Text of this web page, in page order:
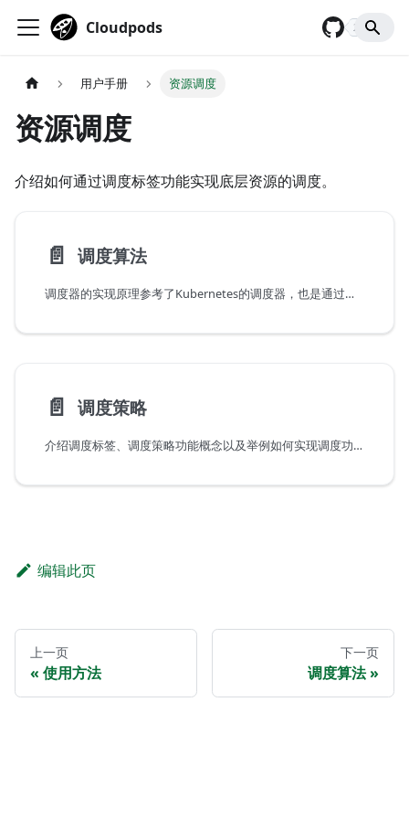
Cloudpods 2,929
用户手册 资源调度
资源调度
介绍如何通过调度标签功能实现底层资源的调度。
📄️ 调度算法
调度器的实现原理参考了Kubernetes的调度器，也是通过两个调度阶段来实现：
📄️ 调度策略
介绍调度标签、调度策略功能概念以及举例如何实现调度功能。
编辑此页
上一页
使用方法
下一页
调度算法